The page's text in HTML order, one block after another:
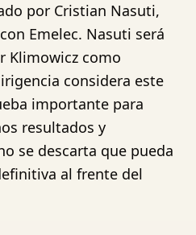
por Cristian Nasuti,
Emelec. Nasuti será
Klimowicz como
considera este
importante para
resultados y
se descarta que pueda
al frente del